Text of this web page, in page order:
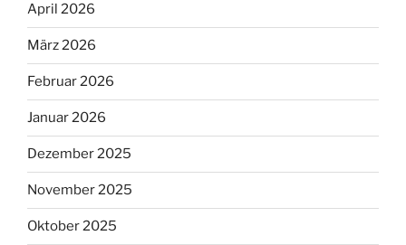
April 2026
März 2026
Februar 2026
Januar 2026
Dezember 2025
November 2025
Oktober 2025